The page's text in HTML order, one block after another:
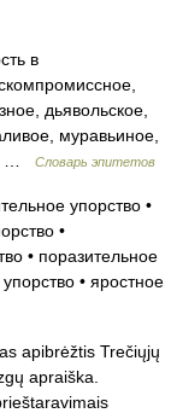
в
дьявольское,
муравьиное,
…
Словарь эпитетов
упорство •
•
• поразительное
• яростное
apibrėžtis Trečiųjų
apraiška.